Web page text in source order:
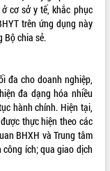
cơ sở y tế, khắc phục
trên ứng dụng này
Bộ chia sẻ.
đa cho doanh nghiệp,
đa dạng hóa nhiều
hành chính. Hiện tại,
thực hiện theo các
BHXH và Trung tâm
ích; qua giao dịch